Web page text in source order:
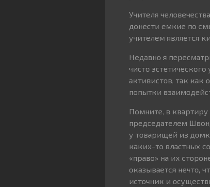
Учителя
донести емкие по
учителем является
Недавно я
чисто
активистов, так как
попытки
Помните, в квартиру
председателем
у товарищей из
каких-то властных
«право» на их
оказывается нечто,
источник и